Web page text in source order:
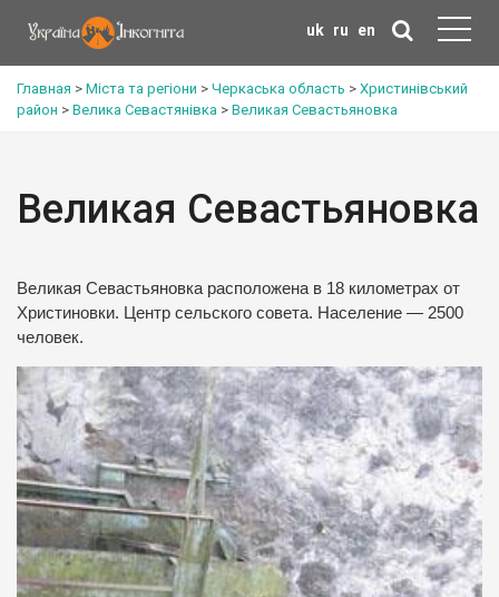
uk ru en
Главная > Міста та регіони > Черкаська область > Христинівський
район > Велика Севастянівка > Великая Севастьяновка
Великая Севастьяновка
Великая Севастьяновка расположена в 18 километрах от
Христиновки. Центр сельского совета. Население — 2500
человек.